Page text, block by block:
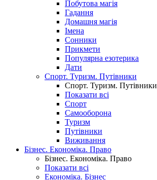
Побутова магія
Гадання
Домашня магія
Імена
Сонники
Прикмети
Популярна езотерика
Дати
Спорт. Туризм. Путівники
Спорт. Туризм. Путівники
Показати всі
Спорт
Самооборона
Туризм
Путівники
Виживання
Бізнес. Економіка. Право
Бізнес. Економіка. Право
Показати всі
Економіка. Бізнес